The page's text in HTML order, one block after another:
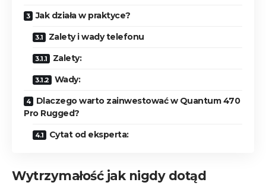
Jak działa w praktyce?
Zalety i wady telefonu
Zalety:
Wady:
Dlaczego warto zainwestować w Quantum 470
Pro Rugged?
Cytat od eksperta:
Wytrzymałość jak nigdy dotąd